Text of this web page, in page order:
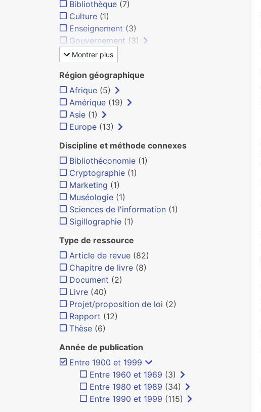
Bibliothèque (7)
Culture (1)
Enseignement (3)
Gouvernement (3)
Montrer plus
Région géographique
Afrique (5)
Amérique (19)
Asie (1)
Europe (13)
Discipline et méthode connexes
Bibliothéconomie (1)
Cryptographie (1)
Marketing (1)
Muséologie (1)
Sciences de l'information (1)
Sigillographie (1)
Type de ressource
Article de revue (82)
Chapitre de livre (8)
Document (2)
Livre (40)
Projet/proposition de loi (2)
Rapport (12)
Thèse (6)
Année de publication
Entre 1900 et 1999
Entre 1960 et 1969 (3)
Entre 1980 et 1989 (34)
Entre 1990 et 1999 (115)